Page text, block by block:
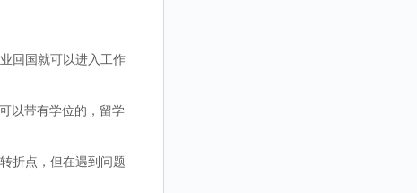
回国就可以进入工作
以带有学位的，留学
折点，但在遇到问题